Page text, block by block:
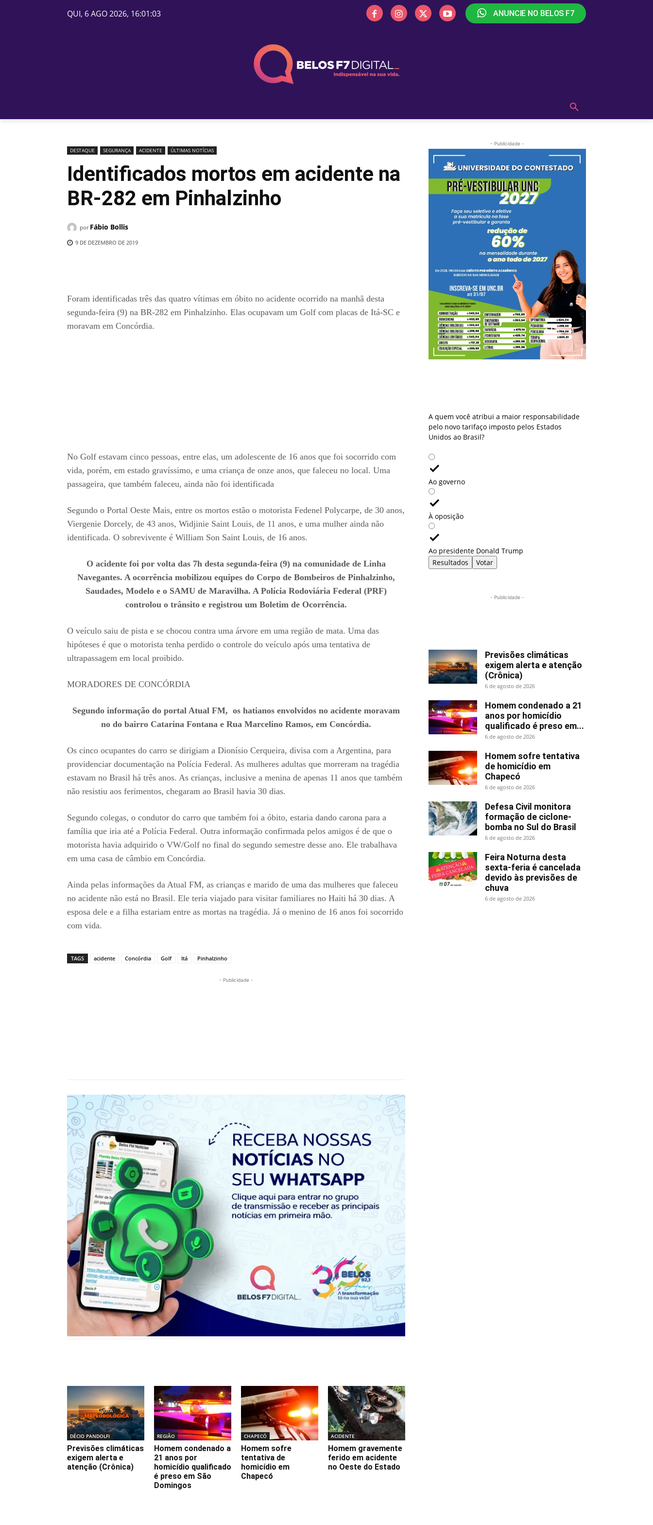
QUI, 6 AGO 2026, 16:01:03 ANUNCIE NO BELOS F7
DESTAQUE SEGURANÇA ACIDENTE ÚLTIMAS NOTÍCIAS
Identificados mortos em acidente na
BR-282 em Pinhalzinho
por Fábio Bollis
9 DE DEZEMBRO DE 2019
Foram identificadas três das quatro vítimas em óbito no acidente ocorrido na manhã desta
segunda-feira (9) na BR-282 em Pinhalzinho. Elas ocupavam um Golf com placas de Itá-SC e
moravam em Concórdia.
No Golf estavam cinco pessoas, entre elas, um adolescente de 16 anos que foi socorrido com
vida, porém, em estado gravíssimo, e uma criança de onze anos, que faleceu no local. Uma
passageira, que também faleceu, ainda não foi identificada
Segundo o Portal Oeste Mais, entre os mortos estão o motorista Fedenel Polycarpe, de 30 anos,
Viergenie Dorcely, de 43 anos, Widjinie Saint Louis, de 11 anos, e uma mulher ainda não
identificada. O sobrevivente é William Son Saint Louis, de 16 anos.
O acidente foi por volta das 7h desta segunda-feira (9) na comunidade de Linha
Navegantes. A ocorrência mobilizou equipes do Corpo de Bombeiros de Pinhalzinho,
Saudades, Modelo e o SAMU de Maravilha. A Polícia Rodoviária Federal (PRF)
controlou o trânsito e registrou um Boletim de Ocorrência.
O veículo saiu de pista e se chocou contra uma árvore em uma região de mata. Uma das
hipóteses é que o motorista tenha perdido o controle do veículo após uma tentativa de
ultrapassagem em local proibido.
MORADORES DE CONCÓRDIA
Segundo informação do portal Atual FM, os hatianos envolvidos no acidente moravam
no do bairro Catarina Fontana e Rua Marcelino Ramos, em Concórdia.
Os cinco ocupantes do carro se dirigiam a Dionísio Cerqueira, divisa com a Argentina, para
providenciar documentação na Polícia Federal. As mulheres adultas que morreram na tragédia
estavam no Brasil há três anos. As crianças, inclusive a menina de apenas 11 anos que também
não resistiu aos ferimentos, chegaram ao Brasil havia 30 dias.
Segundo colegas, o condutor do carro que também foi a óbito, estaria dando carona para a
família que iria até a Polícia Federal. Outra informação confirmada pelos amigos é de que o
motorista havia adquirido o VW/Golf no final do segundo semestre desse ano. Ele trabalhava
em uma casa de câmbio em Concórdia.
Ainda pelas informações da Atual FM, as crianças e marido de uma das mulheres que faleceu
no acidente não está no Brasil. Ele teria viajado para visitar familiares no Haiti há 30 dias. A
esposa dele e a filha estariam entre as mortas na tragédia. Já o menino de 16 anos foi socorrido
com vida.
TAGS acidente Concórdia Golf Itá Pinhalzinho
- Publicidade -
DÉCIO PANDOLFI
Previsões climáticas
exigem alerta e
atenção (Crônica)
REGIÃO
Homem condenado a
21 anos por
homicídio qualificado
é preso em São
Domingos
CHAPECÓ
Homem sofre
tentativa de
homicídio em
Chapecó
ACIDENTE
Homem gravemente
ferido em acidente
no Oeste do Estado
- Publicidade -
A quem você atribui a maior responsabilidade
pelo novo tarifaço imposto pelos Estados
Unidos ao Brasil?
Ao governo
À oposição
Ao presidente Donald Trump
Resultados
Votar
- Publicidade -
Previsões climáticas
exigem alerta e atenção
(Crônica)
6 de agosto de 2026
Homem condenado a 21
anos por homicídio
qualificado é preso em...
6 de agosto de 2026
Homem sofre tentativa
de homicídio em
Chapecó
6 de agosto de 2026
Defesa Civil monitora
formação de ciclone-
bomba no Sul do Brasil
6 de agosto de 2026
Feira Noturna desta
sexta-feria é cancelada
devido às previsões de
chuva
6 de agosto de 2026